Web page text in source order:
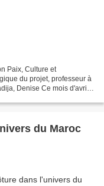
Paix, Culture et
du projet, professeur à
Denise Ce mois d'avril
du Maroc